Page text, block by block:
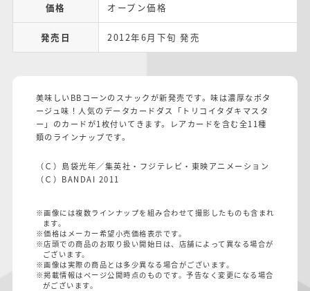
価格 オープン価格
発売日 2012年6月下旬 発売
美味しいBBコーンのスナックが新発売です。味は濃厚なポタ
ージュ味！人気のデータカードダス「トリコイタダキマスタ
ー」のカードが1枚付いてきます。レアカードを含む全11種
類のラインナップです。
（Ｃ）島袋光年／集英社・フジテレビ・東映アニメーション
（Ｃ）BANDAI 2011
※画像には複数ラインナップを組み合わせて撮影したものも含まれ
ます。
※価格はメーカー希望小売価格表示です。
※店頭での商品のお取り扱い開始日は、店舗によって異なる場合が
ございます。
※画像は実際の商品とは多少異なる場合がございます。
※掲載情報はページ公開時点のものです。予告なく変更になる場合
がございます。